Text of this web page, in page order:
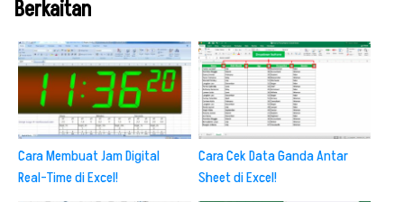
Berkaitan
Cara Membuat Jam Digital
Real-Time di Excel!
Cara Cek Data Ganda Antar
Sheet di Excel!